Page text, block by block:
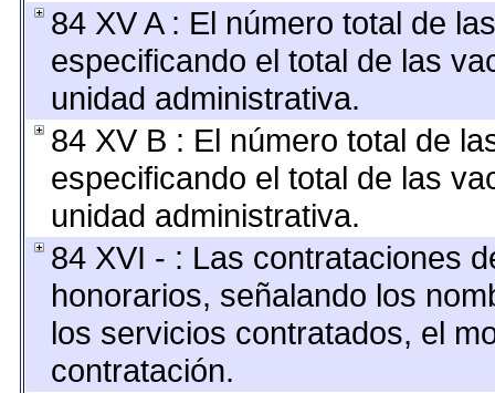
84 XV A : El número total de
especificando el total de las
unidad administrativa.
84 XV B : El número total de
especificando el total de las
unidad administrativa.
84 XVI - : Las contrataciones
honorarios, señalando los
los servicios contratados, el
contratación.